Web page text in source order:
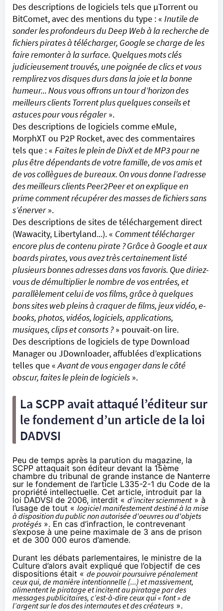
Des descriptions de logiciels tels que µTorrent ou
BitComet, avec des mentions du type : « Inutile de
sonder les profondeurs du Deep Web à la recherche de
fichiers pirates à télécharger, Google se charge de les
faire remonter à la surface. Quelques mots clés
judicieusement trouvés, une poignée de clics et vous
remplirez vos disques durs dans la joie et la bonne
humeur... Nous vous offrons un tour d’horizon des
meilleurs clients Torrent plus quelques conseils et
astuces pour vous régaler».
Des descriptions de logiciels comme eMule,
MorphXT ou P2P Rocket, avec des commentaires
tels que : « Faites le plein de DivX et de MP3 pour ne
plus être dépendants de votre famille, de vos amis et
de vos collègues de bureaux. On vous donne l’adresse
des meilleurs clients Peer2Peer et on explique en
prime comment récupérer des masses de fichiers sans
s’énerver».
Des descriptions de sites de téléchargement direct
(Wawacity, Libertyland...). « Comment télécharger
encore plus de contenu pirate ? Grâce à Google et aux
boards pirates, vous avez très certainement listé
plusieurs bonnes adresses dans vos favoris. Que diriez-
vous de démultiplier le nombre de vos entrées, et
parallèlement celui de vos films, grâce à quelques
bons sites web pleins à craquer de films, jeux vidéo, e-
books, photos, vidéos, logiciels, applications,
musiques, clips et consorts ?» pouvait-on lire.
Des descriptions de logiciels de type Download
Manager ou JDownloader, affublées d’explications
telles que «Avant de vous engager dans le côté
obscur, faites le plein de logiciels ».
La SCPP avait attaqué l’éditeur sur
le fondement d’un article de la loi
DADVSI
Peu de temps après la parution du magazine, la
SCPP attaquait son éditeur devant la 15ème
chambre du tribunal de grande instance de Nanterre
sur le fondement de l’article L335-2-1 du Code de la
propriété intellectuelle. Cet article, introduit par la
loi DADVSI de 2006, interdit « d'inciter sciemment» à
l’usage de tout « logiciel manifestement destiné à la mise
à disposition du public non autorisée d'oeuvres ou d'objets
protégés ». En cas d’infraction, le contrevenant
s’expose à une peine maximale de 3 ans de prison
et de 300 000 euros d’amende.
Durant les débats parlementaires, le ministre de la
Culture d’alors avait expliqué que l’objectif de ces
dispositions était « de pouvoir poursuivre pénalement
ceux qui, de manière intentionnelle (...) et massivement,
alimentent le piratage et incitent au piratage par des
messages publicitaires, c’est-à-dire ceux qui « font » de
l’argent sur le dos des internautes et des créateurs ».